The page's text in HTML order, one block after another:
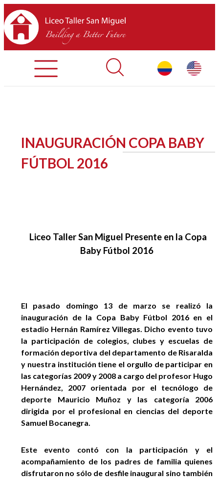
INICIO
SOBRE LTSM
INAUGURACIÓN COPA BABY
FÚTBOL 2016
Liceo Taller San Miguel Presente en la Copa
Baby Fútbol 2016
El pasado domingo 13 de marzo se realizó la
inauguración de la Copa Baby Fútbol 2016 en el
estadio Hernán Ramírez Villegas. Dicho evento tuvo
la participación de colegios, clubes y escuelas de
formación deportiva del departamento de Risaralda
y nuestra institución tiene el orgullo de participar en
las categorías 2009 y 2008 a cargo del profesor Hugo
Hernández, 2007 orientada por el tecnólogo de
deporte Mauricio Muñoz y las categoría 2006
dirigida por el profesional en ciencias del deporte
Samuel Bocanegra.
Este evento contó con la participación y el
acompañamiento de los padres de familia quienes
disfrutaron no sólo de desfile inaugural sino también